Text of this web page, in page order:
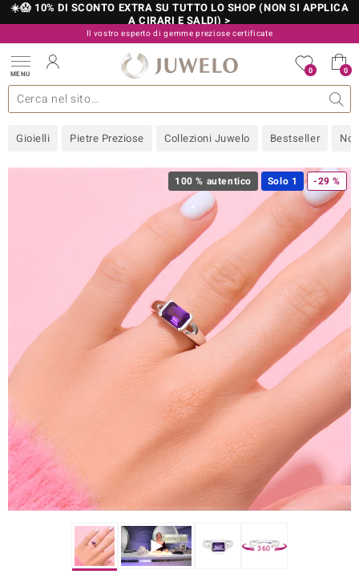
☀️😱 10% DI SCONTO EXTRA SU TUTTO LO SHOP (NON SI APPLICA
A CIRARI E SALDI) >
Il vostro esperto di gemme preziose certificate
800 986 787
MENU 0 0
Gioielli Pietre Preziose Collezioni Juwelo Bestseller
gioielli Design Metallo prezioso Misure anelli
più importanti Pietre preziose per colore Pietre preziose
Designs
SELECTION
Informazioni generali Approfondimenti Consigli
Acquistare in diretta Juwelo
100 % autentico Solo 1 -29 %
360°